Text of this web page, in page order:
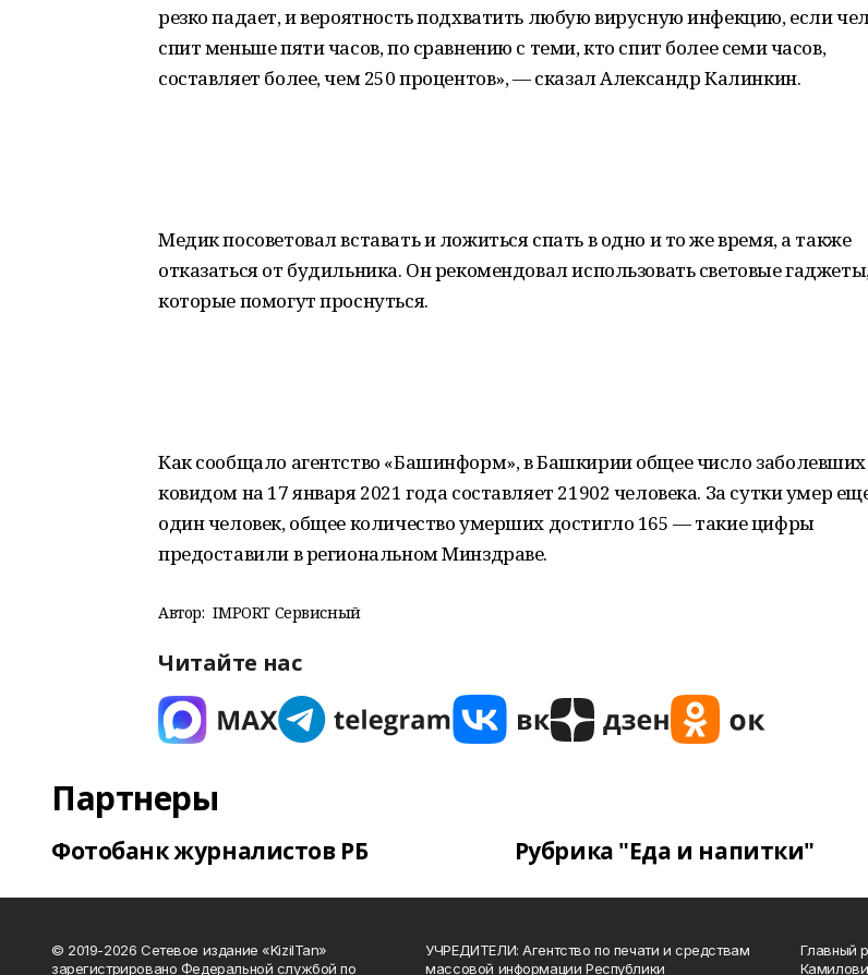
резко падает, и вероятность подхватить любую вирусную инфекцию, если
спит меньше пяти часов, по сравнению с теми, кто спит более семи часов,
составляет более, чем 250 процентов», — сказал Александр Калинкин.
Медик посоветовал вставать и ложиться спать в одно и то же время, а также
отказаться от будильника. Он рекомендовал использовать световые
которые помогут проснуться.
Как сообщало агентство «Башинформ», в Башкирии общее число заболевших
ковидом на 17 января 2021 года составляет 21902 человека. За сутки умер
один человек, общее количество умерших достигло 165 — такие цифры
предоставили в региональном Минздраве.
Автор: IMPORT Сервисный
Читайте нас
Партнеры
Фотобанк журналистов РБ Рубрика "Еда и напитки"
© 2019-2026 Сетевое издание «KizilTan»
зарегистрировано Федеральной службой по
УЧРЕДИТЕЛИ: Агентство по печати и средствам
массовой информации Республики
Главный